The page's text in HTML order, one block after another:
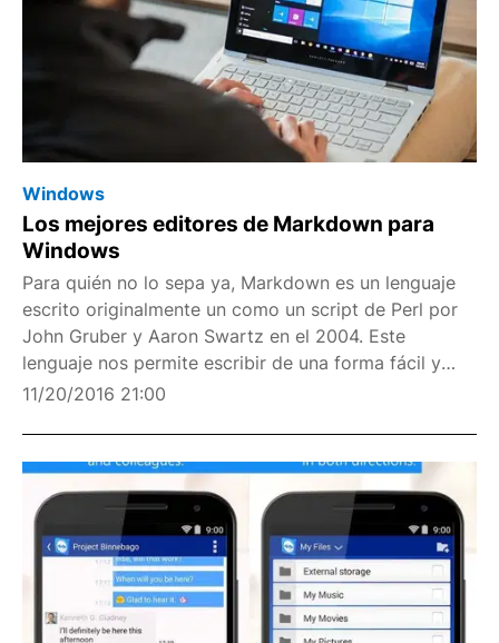
Windows
Los mejores editores de Markdown para
Windows
Para quién no lo sepa ya, Markdown es un lenguaje
escrito originalmente un como un script de Perl por
John Gruber y Aaron Swartz en el 2004. Este
lenguaje nos permite escribir de una forma fácil y
rápida, usándose en muchos blogs y periódicos que
11/20/2016 21:00